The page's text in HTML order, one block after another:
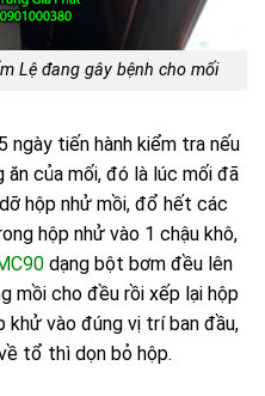
Lệ đang gây bệnh cho mối
ngày tiến hành kiểm tra nếu
của mối, đó là lúc mối đã
hộp nhử mồi, đổ hết các
hộp nhử vào 1 chậu khô,
dạng bột bơm đều lên
mồi cho đều rồi xếp lại hộp
khử vào đúng vị trí ban đầu,
tổ thì dọn bỏ hộp.